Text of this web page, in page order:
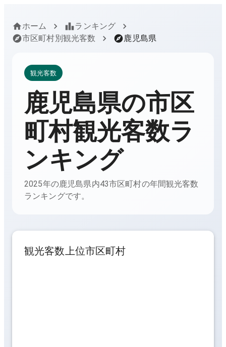
ホーム
ランキング
市区町村別観光客数
鹿児島県
観光客数
鹿児島県の市区
町村観光客数ラ
ンキング
2025年の鹿児島県内43市区町村の年間観光客数
ランキングです。
観光客数上位市区町村